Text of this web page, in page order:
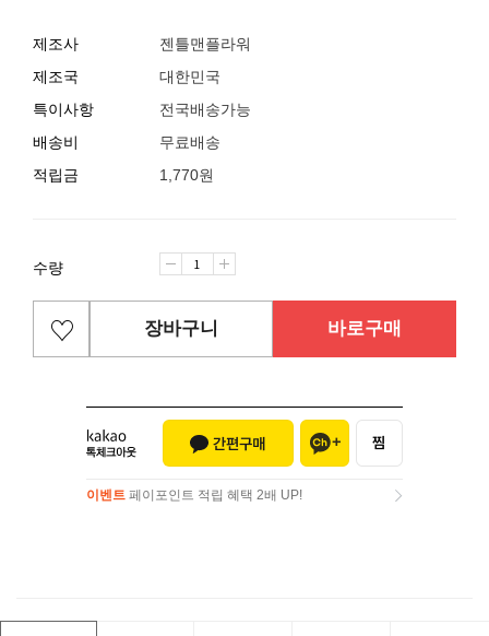
제조사
젠틀맨플라워
제조국
대한민국
특이사항
전국배송가능
배송비
무료배송
적립금
1,770원
수량
장바구니 바로구매
이벤트 페이포인트 적립 혜택 2배 UP!